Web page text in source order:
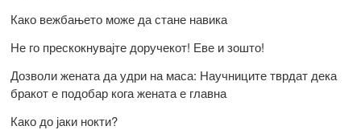
Како вежбањето може да стане навика
Не го прескокнувајте доручекот! Еве и зошто!
Дозволи жената да удри на маса: Научниците тврдат дека
бракот е подобар кога жената е главна
Како до јаки нокти?